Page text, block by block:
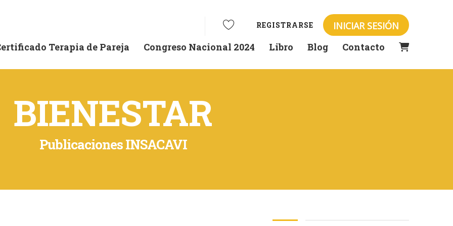
REGISTRARSE
INICIAR SESIÓN
Terapia de Pareja
Congreso Nacional 2024 Libro Blog Contacto
BIENESTAR
Publicaciones INSACAVI